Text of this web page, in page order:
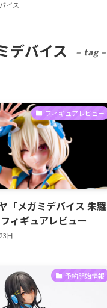
イス
デバイス – tag –
フィギュアレビュー
「メガミデバイス 朱羅
ィギュアレビュー
日
予約開始情報